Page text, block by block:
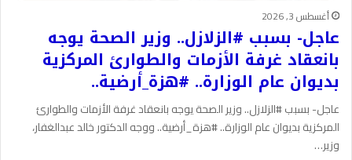
أغسطس 3, 2026
عاجل- بسبب #الزلازل.. وزير الصحة يوجه
بانعقاد غرفة الأزمات والطوارئ المركزية
بديوان عام الوزارة.. #هزة_أرضية..
عاجل- بسبب #الزلازل.. وزير الصحة يوجه بانعقاد غرفة الأزمات والطوارئ
المركزية بديوان عام الوزارة.. #هزة_أرضية.. ووجه الدكتور خالد عبدالغفار،
وزير…